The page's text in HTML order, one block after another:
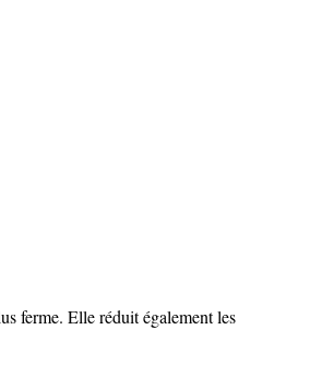
ferme. Elle réduit également les